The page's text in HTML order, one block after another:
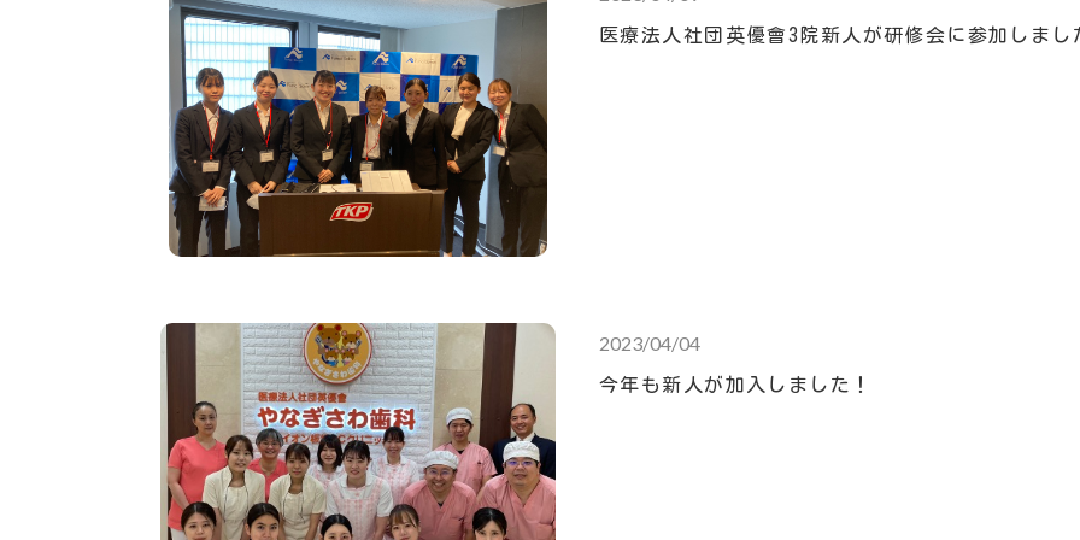
医療法人社団英優會3院新人が研修会に参加しまし
2023/04/04
今年も新人が加入しました！